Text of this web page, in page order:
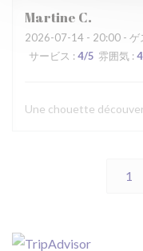
Martine C
2026-07-14 - 20:00 - ゲ
サービス : 4/5 雰囲気 : 4
Une chouette
1